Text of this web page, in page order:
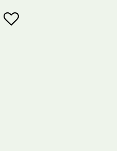
Lägg till i favoriter